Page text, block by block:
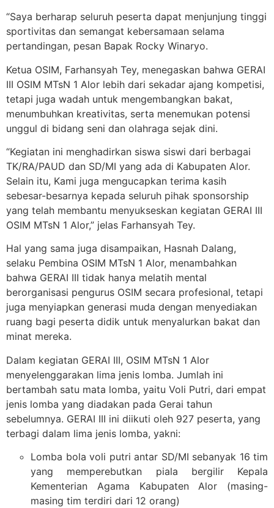
“Saya berharap seluruh peserta dapat menjunjung tinggi
sportivitas dan semangat kebersamaan selama
pertandingan, pesan Bapak Rocky Winaryo.
Ketua OSIM, Farhansyah Tey, menegaskan bahwa GERAI
III OSIM MTsN 1 Alor lebih dari sekadar ajang kompetisi,
tetapi juga wadah untuk mengembangkan bakat,
menumbuhkan kreativitas, serta menemukan potensi
unggul di bidang seni dan olahraga sejak dini.
“Kegiatan ini menghadirkan siswa siswi dari berbagai
TK/RA/PAUD dan SD/MI yang ada di Kabupaten Alor.
Selain itu, Kami juga mengucapkan terima kasih
sebesar-besarnya kepada seluruh pihak sponsorship
yang telah membantu menyukseskan kegiatan GERAI III
OSIM MTsN 1 Alor,” jelas Farhansyah Tey.
Hal yang sama juga disampaikan, Hasnah Dalang,
selaku Pembina OSIM MTsN 1 Alor, menambahkan
bahwa GERAI III tidak hanya melatih mental
berorganisasi pengurus OSIM secara profesional, tetapi
juga menyiapkan generasi muda dengan menyediakan
ruang bagi peserta didik untuk menyalurkan bakat dan
minat mereka.
Dalam kegiatan GERAI III, OSIM MTsN 1 Alor
menyelenggarakan lima jenis lomba. Jumlah ini
bertambah satu mata lomba, yaitu Voli Putri, dari empat
jenis lomba yang diadakan pada Gerai tahun
sebelumnya. GERAI III ini diikuti oleh 927 peserta, yang
terbagi dalam lima jenis lomba, yakni:
Lomba bola voli putri antar SD/MI sebanyak 16 tim
yang memperebutkan piala bergilir Kepala
Kementerian Agama Kabupaten Alor (masing-
masing tim terdiri dari 12 orang)